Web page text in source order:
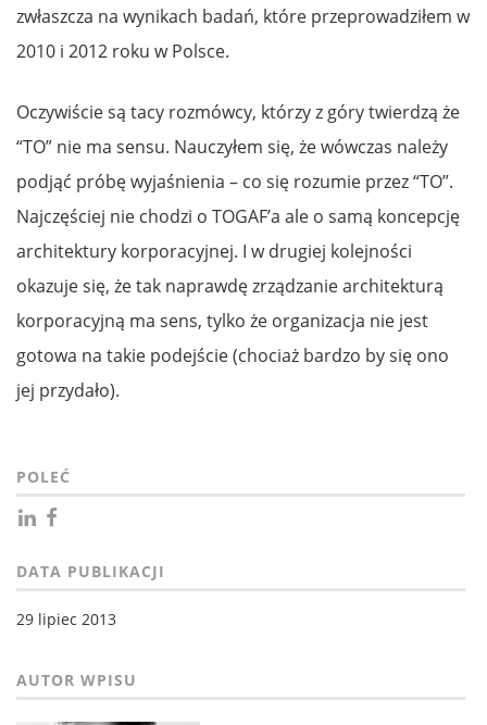
zwłaszcza na wynikach badań, które przeprowadziłem w
2010 i 2012 roku w Polsce.
Oczywiście są tacy rozmówcy, którzy z góry twierdzą że
“TO” nie ma sensu. Nauczyłem się, że wówczas należy
podjąć próbę wyjaśnienia – co się rozumie przez “TO”.
Najczęściej nie chodzi o TOGAF’a ale o samą koncepcję
architektury korporacyjnej. I w drugiej kolejności
okazuje się, że tak naprawdę zrządzanie architekturą
korporacyjną ma sens, tylko że organizacja nie jest
gotowa na takie podejście (chociaż bardzo by się ono
jej przydało).
POLEĆ
DATA PUBLIKACJI
29 lipiec 2013